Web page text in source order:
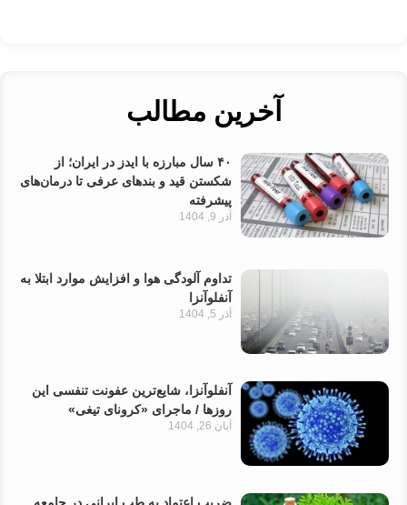
آخرین مطالب
۴۰ سال مبارزه با ایدز در ایران؛ از
شکستن قید و بندهای عرفی تا درمان‌های
پیشرفته
آذر 9, 1404
تداوم آلودگی هوا و افزایش موارد ابتلا به
آنفلوآنزا
آذر 5, 1404
آنفلوآنزا، شایع‌ترین عفونت تنفسی این
روزها / ماجرای «کرونای تیغی»
آبان 26, 1404